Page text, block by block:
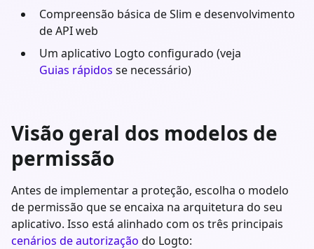
Compreensão básica deSlim e desenvolvimento
de API web
Um aplicativo Logto configurado (veja
Guias rápidos se necessário)
Visão geral dos modelos de
permissão
Antes de implementar a proteção, escolha o modelo
de permissão que se encaixa na arquitetura do seu
aplicativo. Isso está alinhado com os três principais
cenários de autorização do Logto: